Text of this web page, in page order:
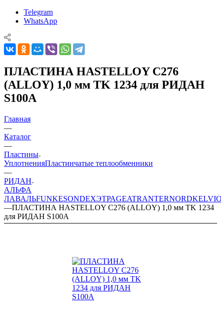
Telegram
WhatsApp
ПЛАСТИНА HASTELLOY C276
(ALLOY) 1,0 мм TK 1234 для РИДАН
S100A
Главная
—
Каталог
—
Пластины
УплотненияПластинчатые теплообменники
—
РИДАН
АЛЬФА
ЛАВАЛЬFUNKESONDEXЭТРАGEATRANTERNORD
—ПЛАСТИНА HASTELLOY C276 (ALLOY) 1,0 мм TK 1234
для РИДАН S100A